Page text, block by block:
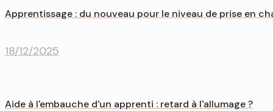
Apprentissage : du nouveau pour le niveau de prise en
18/12/2025
Aide à l'embauche d'un apprenti : retard à l'allumage ?